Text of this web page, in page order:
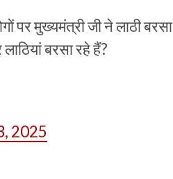
पर मुख्यमंत्री जी ने लाठी बरसा
बरसा रहे हैं?
2025